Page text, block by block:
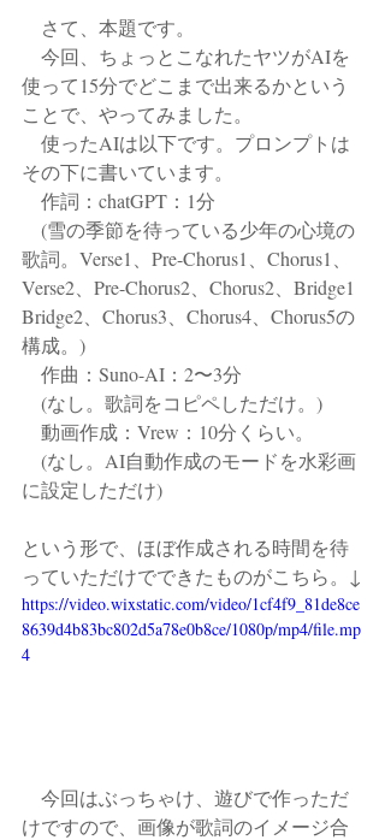
さて、本題です。
今回、ちょっとこなれたヤツがAIを
使って15分でどこまで出来るかという
ことで、やってみました。
使ったAIは以下です。プロンプトは
その下に書いています。
作詞：chatGPT：1分
(雪の季節を待っている少年の心境の
歌詞。Verse1、Pre-Chorus1、Chorus1、
Verse2、Pre-Chorus2、Chorus2、Bridge1
Bridge2、Chorus3、Chorus4、Chorus5の
構成。)
作曲：Suno-AI：2〜3分
(なし。歌詞をコピペしただけ。)
動画作成：Vrew：10分くらい。
(なし。AI自動作成のモードを水彩画
に設定しただけ)
という形で、ほぼ作成される時間を待
っていただけでできたものがこちら。↓
https://video.wixstatic.com/video/1cf4f9_81de8ce
8639d4b83bc802d5a78e0b8ce/1080p/mp4/file.mp
4
今回はぶっちゃけ、遊びで作っただ
けですので、画像が歌詞のイメージ合